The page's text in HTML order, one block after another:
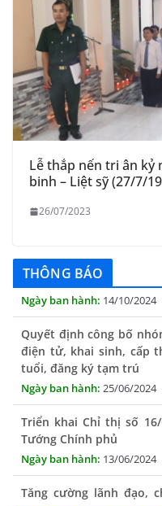
Lễ thắp nến tri ân kỷ
binh – Liệt sỹ (27/7/
26/07/2023
THÔNG BÁO
hành chính tỉnh Phú Yên
14/10/2024
Quyết định công bố
điện tử, khai sinh, cấp
tuổi, đăng ký tạm trú
25/06/2024
Triển khai Chỉ thị số 16/
Tướng Chính phủ
13/06/2024
Tăng cường lãnh đạo,
chính